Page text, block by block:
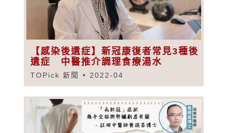
【感染後遺症】新冠康復者常見3種後
遺症 中醫推介調理食療湯水
TOPick 新聞 2022-04